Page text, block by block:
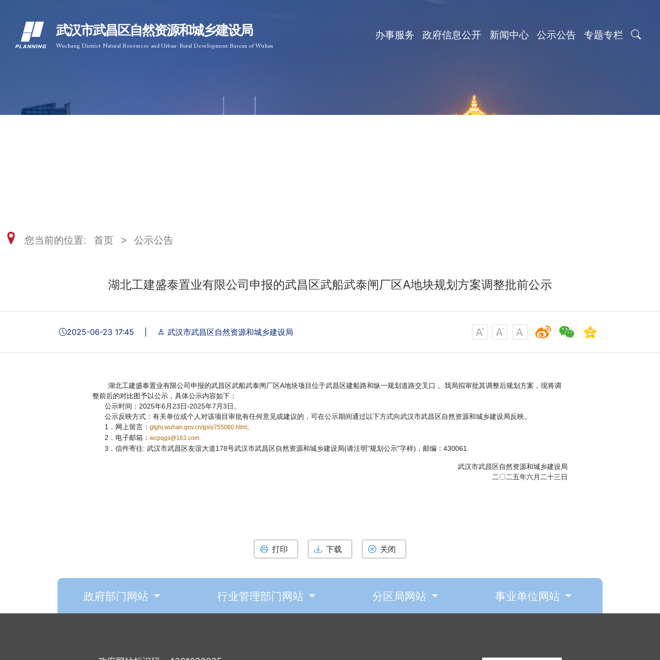
武汉市武昌区自然资源和城乡建设局
Wuchang District Natural Resources and Urban-Rural Development Bureau of Wuhan
办事服务 政府信息公开 新闻中心 公示公告 专题专栏
您当前的位置: 首页 > 公示公告
湖北工建盛泰置业有限公司申报的武昌区武船武泰闸厂区A地块规划方案调整批前公示
2025-06-23 17:45 武汉市武昌区自然资源和城乡建设局
湖北工建盛泰置业有限公司申报的武昌区武船武泰闸厂区A地块项目位于武昌区建船路和纵一规划道路交叉口 。我局拟审批其调整后规划方案，现将调
整前后的对比图予以公示，具体公示内容如下：
公示时间：2025年6月23日-2025年7月3日。
公示反映方式：有关单位或个人对该项目审批有任何意见或建议的，可在公示期间通过以下方式向武汉市武昌区自然资源和城乡建设局反映。
1．网上留言：gtghj.wuhan.gov.cn/gsly755060.html ;
2．电子邮箱：wcpqgs@163.com
3．信件寄往: 武汉市武昌区友谊大道178号武汉市武昌区自然资源和城乡建设局(请注明"规划公示"字样)，邮编：430061
武汉市武昌区自然资源和城乡建设局
二〇二五年六月二十三日
打印 下载 关闭
政府部门网站 行业管理部门网站 分区局网站 事业单位网站